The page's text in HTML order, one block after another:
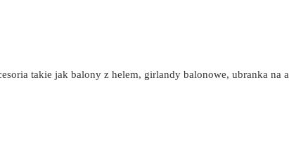
takie jak balony z helem, girlandy balonowe, ubranka na